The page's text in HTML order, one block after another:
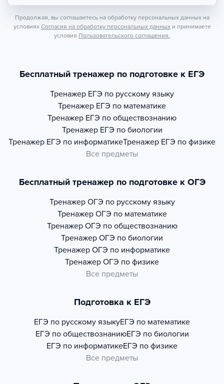
Продолжая, вы соглашаетесь на обработку персональных данных на
условиях Согласия на обработку персональных данных и принимаете
условия Пользовательского соглашения.
Бесплатный тренажер по подготовке к ЕГЭ
Тренажер ЕГЭ по русскому языку
Тренажер ЕГЭ по математике
Тренажер ЕГЭ по обществознанию
Тренажер ЕГЭ по биологии
Тренажер ЕГЭ по информатикеТренажер ЕГЭ по физике
Все предметы
Бесплатный тренажер по подготовке к ОГЭ
Тренажер ОГЭ по русскому языку
Тренажер ОГЭ по математике
Тренажер ОГЭ по обществознанию
Тренажер ОГЭ по биологии
Тренажер ОГЭ по информатике
Тренажер ОГЭ по физике
Все предметы
Подготовка к ЕГЭ
ЕГЭ по русскому языкуЕГЭ по математике
ЕГЭ по обществознаниюЕГЭ по биологии
ЕГЭ по информатикеЕГЭ по физике
Все предметы